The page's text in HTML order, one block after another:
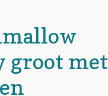
groot met